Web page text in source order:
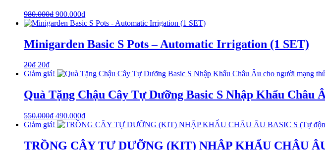
980.000₫ 900.000₫
Minigarden Basic S Pots – Automatic Irrigation (1 SET)
20₫ 20₫
Giảm giá!
Quà Tặng Chậu Cây Tự Dưỡng Basic S Nhập Khẩu Châu
550.000₫ 490.000₫
Giảm giá!
TRỒNG CÂY TỰ DƯỠNG (KIT) NHẬP KHẨU CHÂU